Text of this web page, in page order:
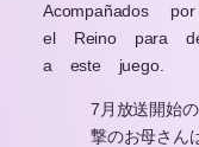
Acompañados
el Reino para
a este juego.
7月放送開始
撃のお母さん